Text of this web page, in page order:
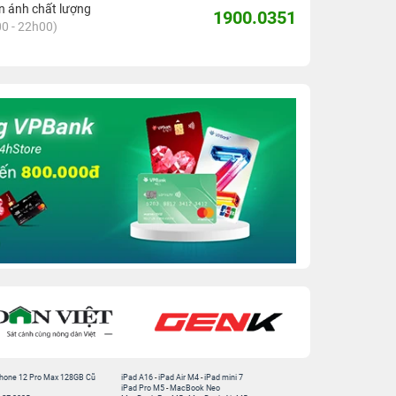
ánh chất lượng
- 22h00)
1900.0351
12 Pro Max 128GB Cũ
iPad A16 -iPad Air M4 -iPad mini 7
iPad Pro M5 - MacBook Neo